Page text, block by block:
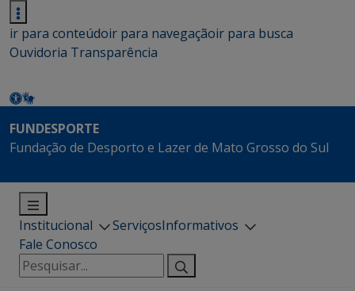
ir para conteúdoir para navegaçãoir para busca
Ouvidoria Transparência
FUNDESPORTE
Fundação de Desporto e Lazer de Mato Grosso do Sul
Institucional ServiçosInformativos
Fale Conosco
Pesquisar
por: